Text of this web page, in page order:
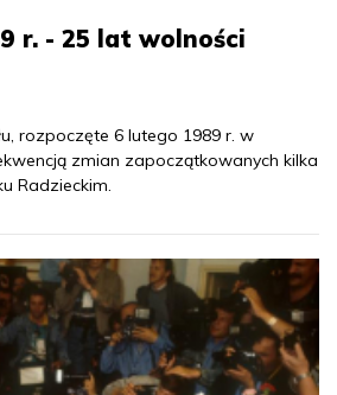
r. - 25 lat wolności
rozpoczęte 6 lutego 1989 r. w
zmian zapoczątkowanych kilka
Radzieckim.